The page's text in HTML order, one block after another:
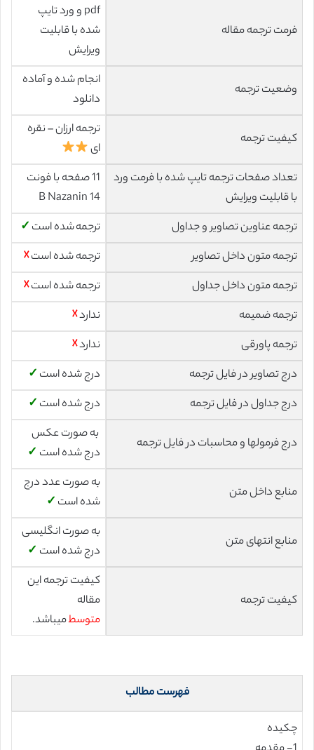
فرمت ترجمه مقاله
pdf و ورد تایپ
شده با قابلیت
ویرایش
وضعیت ترجمه
انجام شده و آماده
دانلود
کیفیت ترجمه
ترجمه ارزان – نقره
ای
تعداد صفحات ترجمه تایپ شده با فرمت ورد
با قابلیت ویرایش
11 صفحه با فونت
14 B Nazanin
ترجمه عناوین تصاویر و جداول
ترجمه شده است ✓
ترجمه متون داخل تصاویر
ترجمه شده است☓
ترجمه متون داخل جداول
ترجمه شده است☓
ترجمه ضمیمه
ندارد☓
ترجمه پاورقی
ندارد☓
درج تصاویر در فایل ترجمه
درج شده است ✓
درج جداول در فایل ترجمه
درج شده است ✓
درج فرمولها و محاسبات در فایل ترجمه
به صورت عکس
درج شده است ✓
منابع داخل متن
به صورت عدد درج
شده است ✓
منابع انتهای متن
به صورت انگلیسی
درج شده است ✓
کیفیت ترجمه
کیفیت ترجمه این
مقاله
متوسطمیباشد.
فهرست مطالب
چکیده